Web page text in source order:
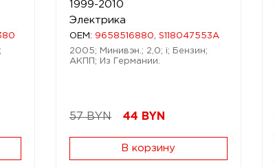
1999-2010
Электрика
OEM: 9658516880, S118047553A
2005; Минивэн.; 2,0; i; Бензин;
АКПП; Из Германии.
57 BYN 44 BYN
В корзину